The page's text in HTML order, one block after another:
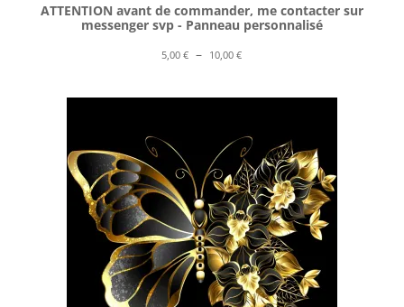
ATTENTION avant de commander, me contacter sur
messenger svp - Panneau personnalisé
5,00€ – 10,00€Plage
prix :
à
10,00 €